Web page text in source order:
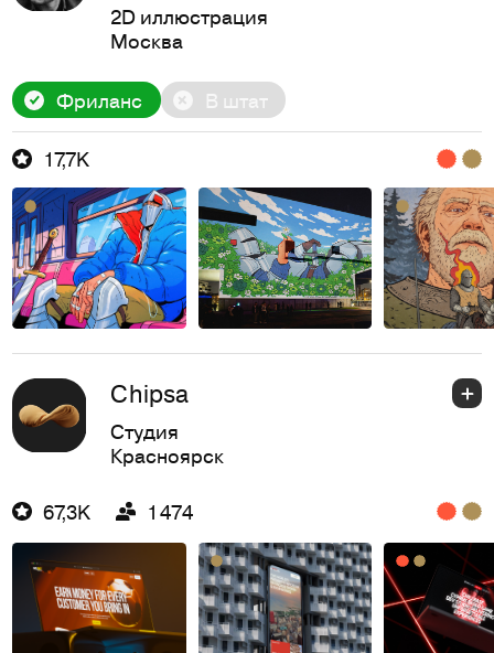
2D иллюстрация
Москва
Фриланс В штат
17,7K
Chipsa
Студия
Красноярск
67,3K 1 474